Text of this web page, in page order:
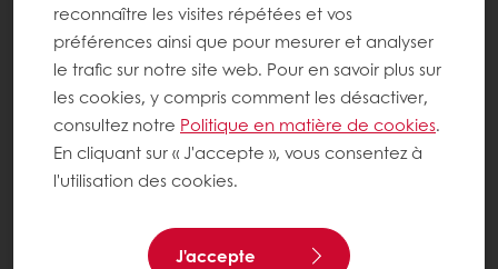
reconnaître les visites répétées et vos
préférences ainsi que pour mesurer et analyser
le trafic sur notre site web. Pour en savoir plus sur
les cookies, y compris comment les désactiver,
consultez notre Politique en matière de cookies.
En cliquant sur « J'accepte », vous consentez à
l'utilisation des cookies.
J'accepte